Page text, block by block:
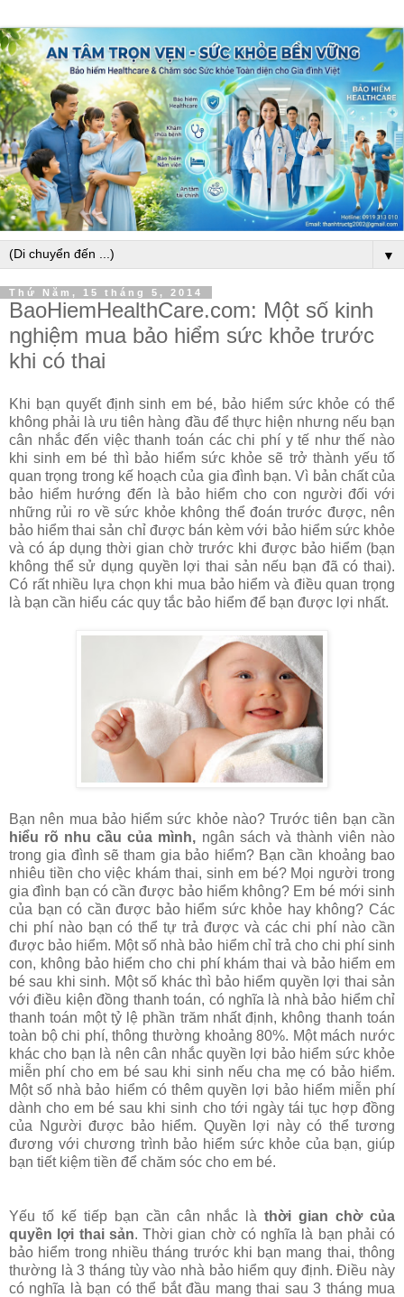
▼
Thứ Năm, 15 tháng 5, 2014
BaoHiemHealthCare.com: Một số kinh
nghiệm mua bảo hiểm sức khỏe trước
khi có thai
Khi bạn quyết định sinh em bé, bảo hiểm sức khỏe có thể
không phải là ưu tiên hàng đầu để thực hiện nhưng nếu bạn
cân nhắc đến việc thanh toán các chi phí y tế như thế nào
khi sinh em bé thì bảo hiểm sức khỏe sẽ trở thành yếu tố
quan trọng trong kế hoạch của gia đình bạn. Vì bản chất của
bảo hiểm hướng đến là bảo hiểm cho con người đối với
những rủi ro về sức khỏe không thể đoán trước được, nên
bảo hiểm thai sản chỉ được bán kèm với bảo hiểm sức khỏe
và có áp dụng thời gian chờ trước khi được bảo hiểm (bạn
không thể sử dụng quyền lợi thai sản nếu bạn đã có thai).
Có rất nhiều lựa chọn khi mua bảo hiểm và điều quan trọng
là bạn cần hiểu các quy tắc bảo hiểm để bạn được lợi nhất.
Bạn nên mua bảo hiểm sức khỏe nào? Trước tiên bạn cần
hiểu rõ nhu cầu của mình, ngân sách và thành viên nào
trong gia đình sẽ tham gia bảo hiểm? Bạn cần khoảng bao
nhiêu tiền cho việc khám thai, sinh em bé? Mọi người trong
gia đình bạn có cần được bảo hiểm không? Em bé mới sinh
của bạn có cần được bảo hiểm sức khỏe hay không? Các
chi phí nào bạn có thể tự trả được và các chi phí nào cần
được bảo hiểm. Một số nhà bảo hiểm chỉ trả cho chi phí sinh
con, không bảo hiểm cho chi phí khám thai và bảo hiểm em
bé sau khi sinh. Một số khác thì bảo hiểm quyền lợi thai sản
với điều kiện đồng thanh toán, có nghĩa là nhà bảo hiểm chỉ
thanh toán một tỷ lệ phần trăm nhất định, không thanh toán
toàn bộ chi phí, thông thường khoảng 80%. Một mách nước
khác cho bạn là nên cân nhắc quyền lợi bảo hiểm sức khỏe
miễn phí cho em bé sau khi sinh nếu cha mẹ có bảo hiểm.
Một số nhà bảo hiểm có thêm quyền lợi bảo hiểm miễn phí
dành cho em bé sau khi sinh cho tới ngày tái tục hợp đồng
của Người được bảo hiểm. Quyền lợi này có thể tương
đương với chương trình bảo hiểm sức khỏe của bạn, giúp
bạn tiết kiệm tiền để chăm sóc cho em bé.
Yếu tố kế tiếp bạn cần cân nhắc làthời gian chờ của
quyền lợi thai sản. Thời gian chờ có nghĩa là bạn phải có
bảo hiểm trong nhiều tháng trước khi bạn mang thai, thông
thường là 3 tháng tùy vào nhà bảo hiểm quy định. Điều này
có nghĩa là bạn có thể bắt đầu mang thai sau 3 tháng mua